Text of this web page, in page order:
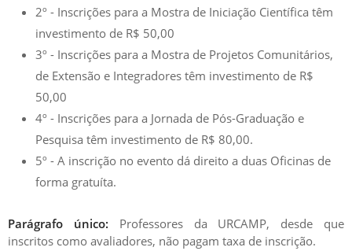
2º - Inscrições para a Mostra de Iniciação Científica têm
investimento de R$ 50,00
3º - Inscrições para a Mostra de Projetos Comunitários,
de Extensão e Integradores têm investimento de R$
50,00
4º - Inscrições para a Jornada de Pós-Graduação e
Pesquisa têm investimento de R$ 80,00.
5º - A inscrição no evento dá direito a duas Oficinas de
forma gratuíta.
Parágrafo único: Professores da URCAMP, desde que
inscritos como avaliadores, não pagam taxa de inscrição.